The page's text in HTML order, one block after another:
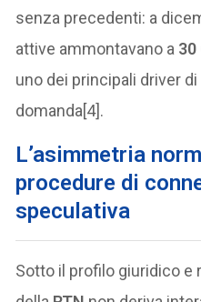
senza precedenti: a
attive ammontavano a 30
uno dei principali driver
domanda[4].
L’asimmetria
procedure di
speculativa
Sotto il profilo giuridico e